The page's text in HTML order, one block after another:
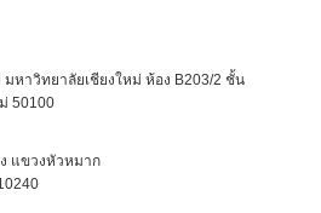
หาวิทยาลัยเชียงใหม่ ห้อง B203/2 ชั้น
50100
แขวงหัวหมาก